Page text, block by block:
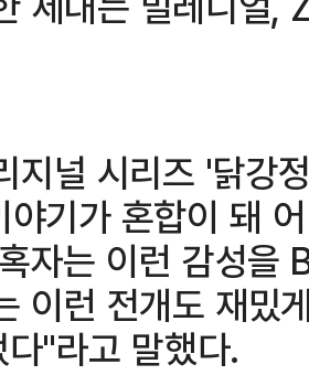
지널 시리즈 '닭강
기가 혼합이 돼
자는 이런 감성을
이런 전개도 재밌
"라고 말했다.